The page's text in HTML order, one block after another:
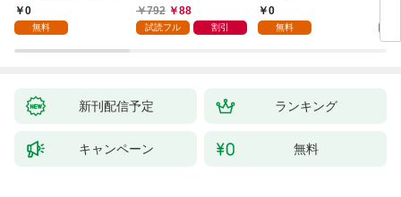
1 0
無料
792
88
試読フル 割引
0
無料
新刊配信予定 ランキング
キャンペーン 無料